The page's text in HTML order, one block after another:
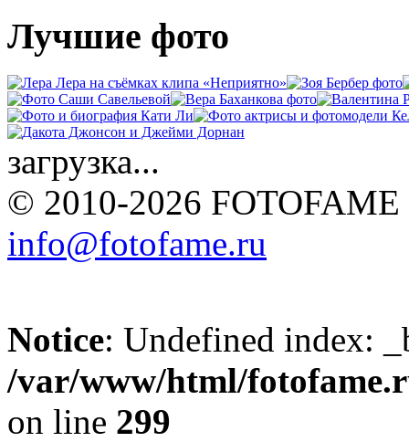
Лучшие фото
загрузка...
© 2010-2026 FOTOFAME
info@fotofame.ru
Notice: Undefined index:
/var/www/html/
on line 299